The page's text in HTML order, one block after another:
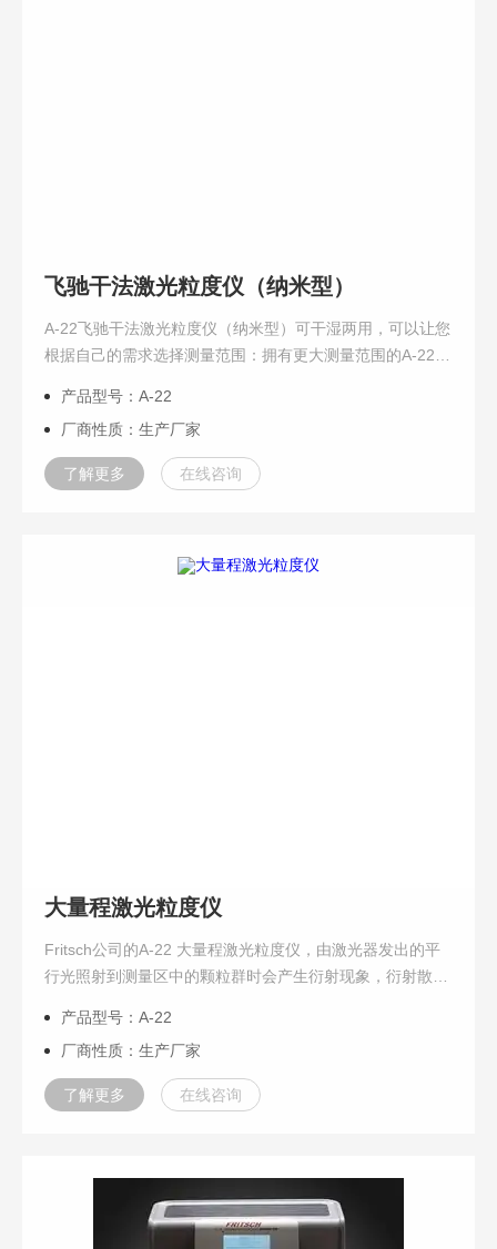
飞驰干法激光粒度仪（纳米型）
A-22飞驰干法激光粒度仪（纳米型）可干湿两用，可以让您
根据自己的需求选择测量范围：拥有更大测量范围的A-22，
量精度，附加的检测器能够更...
产品型号：A-22
厂商性质：生产厂家
了解更多 在线咨询
大量程激光粒度仪
Fritsch公司的A-22 大量程激光粒度仪，由激光器发出的平
行光照射到测量区中的颗粒群时会产生衍射现象，衍射散射
相应的电信号，通过相应的算法计算...
产品型号：A-22
厂商性质：生产厂家
了解更多 在线咨询